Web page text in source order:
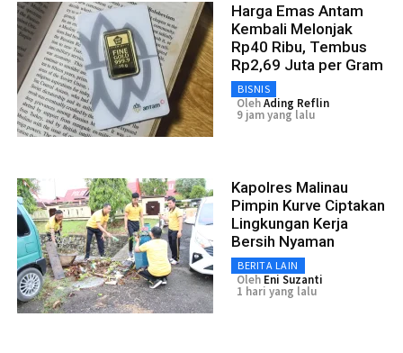
Harga Emas Antam
Kembali Melonjak
Rp40 Ribu, Tembus
Rp2,69 Juta per Gram
BISNIS
OlehAding Reflin
9 jam yang lalu
Kapolres Malinau
Pimpin Kurve Ciptakan
Lingkungan Kerja
Bersih Nyaman
BERITA LAIN
Oleh Eni Suzanti
1 hari yang lalu